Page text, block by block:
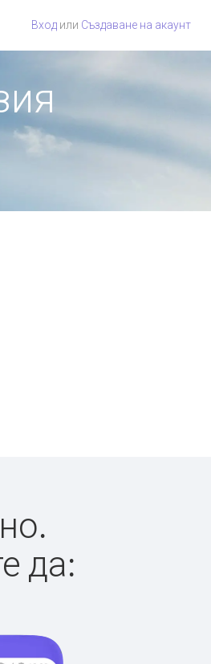
Вход или Създаване на акаунт
да: